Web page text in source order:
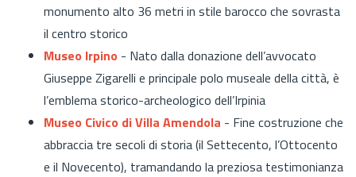
monumento alto 36 metri in stile barocco che sovrasta
il centro storico
Museo Irpino - Nato dalla donazione dell’avvocato
Giuseppe Zigarelli e principale polo museale della città, è
l’emblema storico-archeologico dell’Irpinia
Museo Civico di Villa Amendola - Fine costruzione che
abbraccia tre secoli di storia (il Settecento, l’Ottocento
e il Novecento), tramandando la preziosa testimonianza